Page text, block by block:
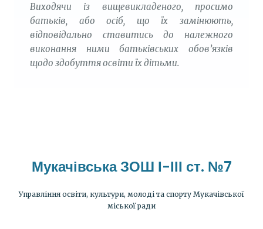
Виходячи із вищевикладеного, просимо
батьків, або осіб, що їх замінюють,
відповідально ставитись до належного
виконання ними батьківських обов’язків
щодо здобуття освіти їх дітьми.
Мукачівська ЗОШ І-ІІІ ст. №7
Управління освіти, культури, молоді та спорту Мукачівської
міської ради